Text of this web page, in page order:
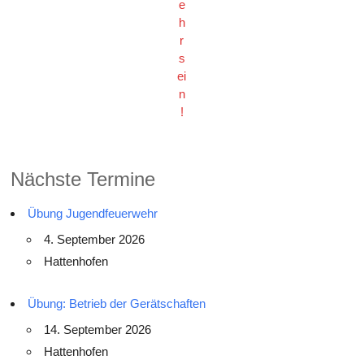
e
h
r
s
ei
n
!
Nächste Termine
Übung Jugendfeuerwehr
4. September 2026
Hattenhofen
Übung: Betrieb der Gerätschaften
14. September 2026
Hattenhofen